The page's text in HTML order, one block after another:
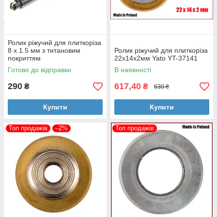
Ролик ріжучий для плиткоріза
8 х 1.5 мм з титановим
покриттям
Готово до відправки
290 ₴
Купити
Ролик ріжучий для плиткоріза
22х14х2мм Yato YT-37141
В наявності
617,40 ₴ 630 ₴
Купити
Топ продажів –2% Топ продажів